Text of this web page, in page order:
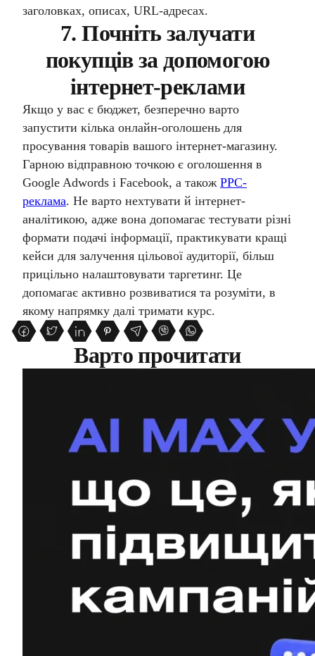
заголовках, описах, URL-адресах.
7. Почніть залучати
покупців за допомогою
інтернет-реклами
Якщо у вас є бюджет, безперечно варто
запустити кілька онлайн-оголошень для
просування товарів вашого інтернет-магазину.
Гарною відправною точкою є оголошення в
Google Adwords і Facebook, а також PPС-
реклама. Не варто нехтувати й інтернет-
аналітикою, адже вона допомагає тестувати різні
формати подачі інформації, практикувати кращі
кейси для залучення цільової аудиторії, більш
прицільно налаштовувати таргетинг. Це
допомагає активно розвиватися та розуміти, в
якому напрямку далі тримати курс.
Варто прочитати